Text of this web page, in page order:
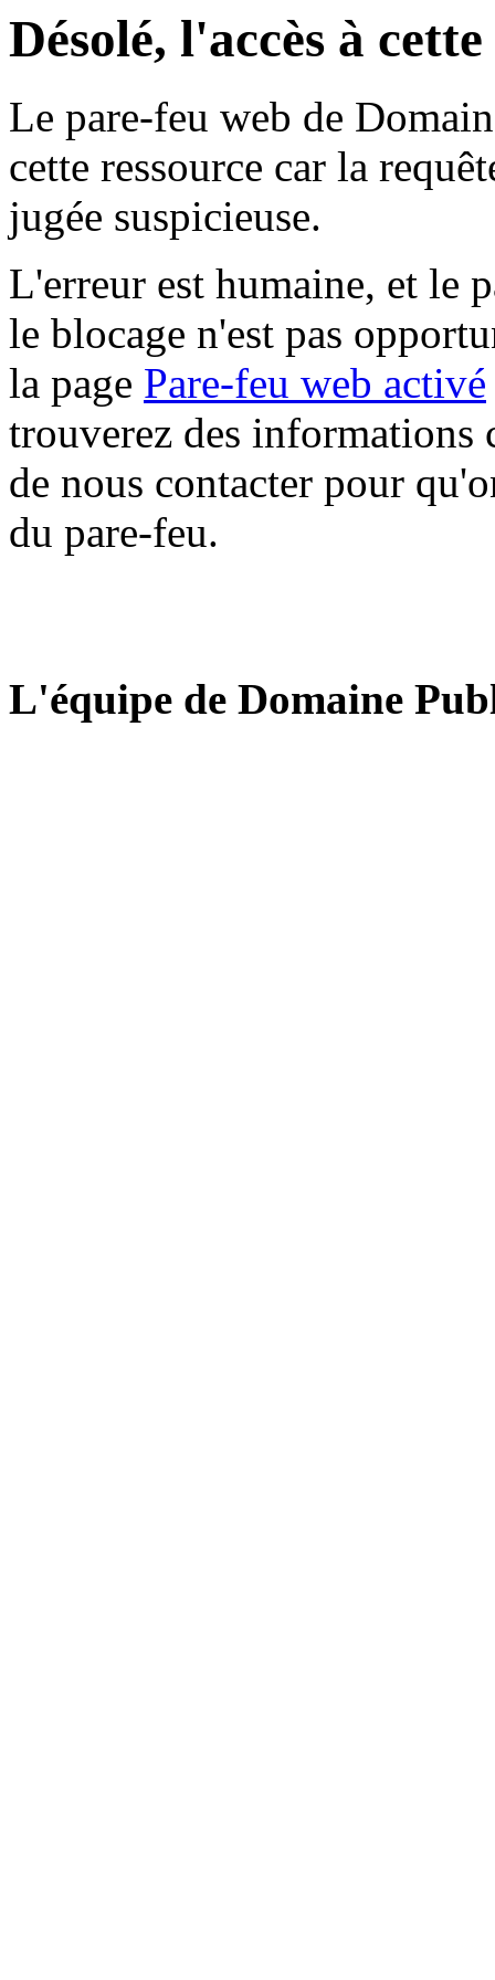
Désolé, l'accès à
Le pare-feu web de
cette ressource car la
jugée suspicieuse.
L'erreur est humaine, et le
le blocage n'est pas
la page Pare-feu web activé
trouverez des informations
de nous contacter pour
du pare-feu.
L'équipe de Domaine